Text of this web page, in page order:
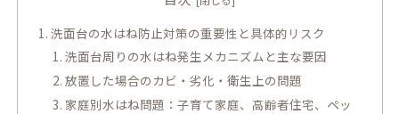
洗面台の水はね防止対策の重要性と具体的リスク
洗面台周りの水はね発生メカニズムと主な要因
放置した場合のカビ・劣化・衛生上の問題
家庭別水はね問題：子育て家庭、高齢者住宅、ペッ